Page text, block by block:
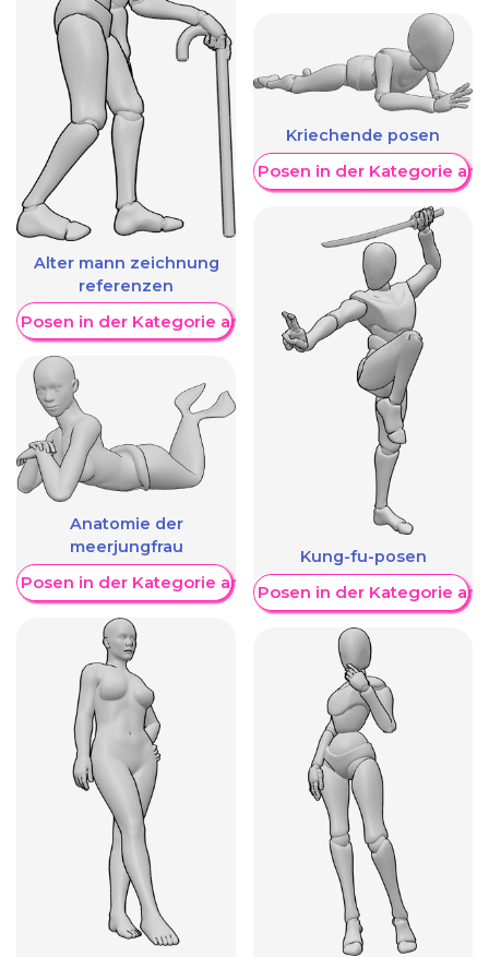
Alter mann zeichnung
referenzen
Posen in der Kategorie anzeigen
Anatomie der
meerjungfrau
Posen in der Kategorie anzeigen
Kriechende posen
Weitere Posen in der Kategorie
Kung-fu-posen
Weitere Posen in der Kategorie